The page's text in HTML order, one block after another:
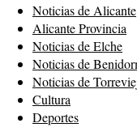
Noticias de Alicante
Alicante Provincia
Noticias de Elche
Noticias de
Noticias de
Cultura
Deportes